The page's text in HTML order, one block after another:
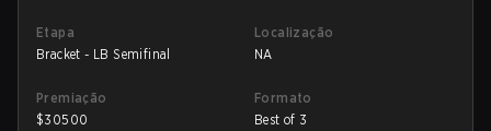
Etapa
Bracket - LB Semifinal
Localização
NA
Premiação
$30500
Formato
Best of 3